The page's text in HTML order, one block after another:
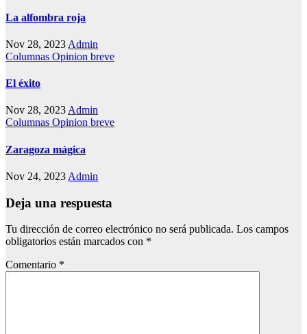
La alfombra roja
Nov 28, 2023 Admin
Columnas Opinion breve
El éxito
Nov 28, 2023Admin
Columnas Opinion breve
Zaragoza mágica
Nov 24, 2023 Admin
Deja una respuesta
Tu dirección de correo electrónico no será publicada. Los campos
obligatorios están marcados con *
Comentario *